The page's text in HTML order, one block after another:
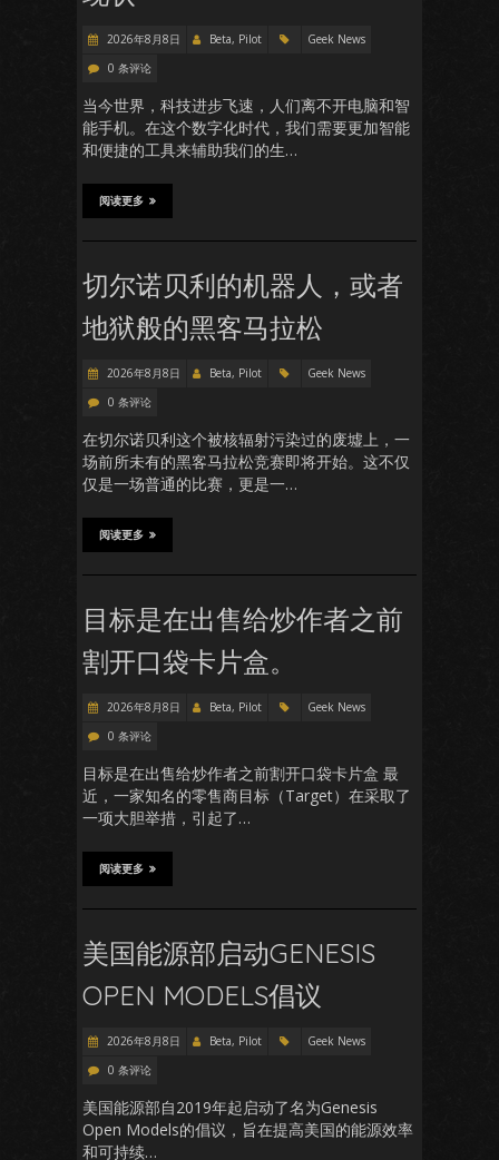
2026年8月8日 Beta, Pilot
Geek News
0 条评论
当今世界，科技进步飞速，人们离不开电脑和智
能手机。在这个数字化时代，我们需要更加智能
和便捷的工具来辅助我们的生…
阅读更多
切尔诺贝利的机器人，或者
地狱般的黑客马拉松
2026年8月8日 Beta, Pilot
Geek News
0 条评论
在切尔诺贝利这个被核辐射污染过的废墟上，一
场前所未有的黑客马拉松竞赛即将开始。这不仅
仅是一场普通的比赛，更是一…
阅读更多
目标是在出售给炒作者之前
割开口袋卡片盒。
2026年8月8日 Beta, Pilot
Geek News
0 条评论
目标是在出售给炒作者之前割开口袋卡片盒 最
近，一家知名的零售商目标（Target）在采取了
一项大胆举措，引起了…
阅读更多
美国能源部启动GENESIS
OPEN MODELS倡议
2026年8月8日 Beta, Pilot
Geek News
0 条评论
美国能源部自2019年起启动了名为Genesis
Open Models的倡议，旨在提高美国的能源效率
和可持续…